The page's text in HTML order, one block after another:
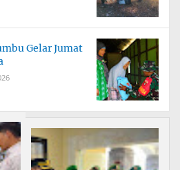
Gelar Jumat